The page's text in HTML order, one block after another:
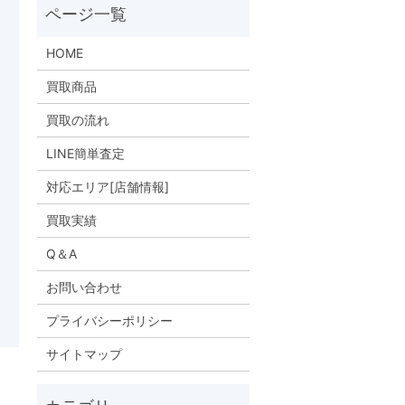
HOME
買取商品
買取の流れ
LINE簡単査定
対応エリア[店舗情報]
買取実績
Q＆A
お問い合わせ
プライバシーポリシー
サイトマップ